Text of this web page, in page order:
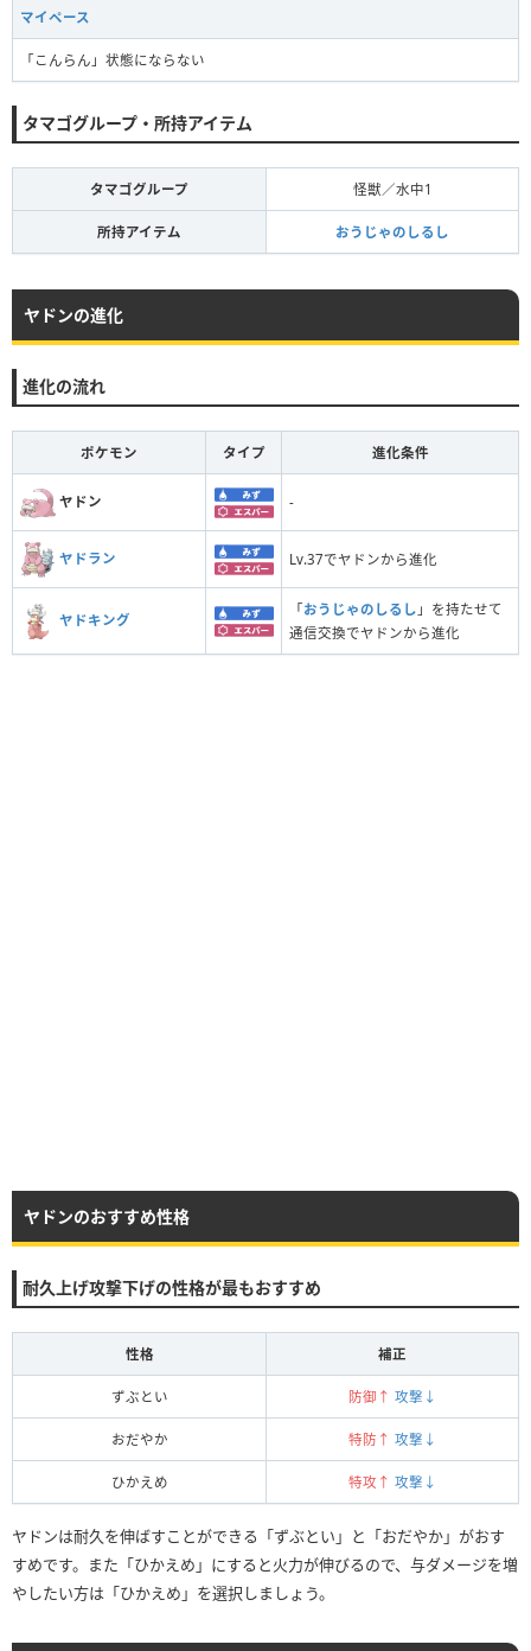
マイペース
「こんらん」状態にならない
タマゴグループ・所持アイテム
タマゴグループ 怪獣／水中1
所持アイテム おうじゃのしるし
ヤドンの進化
進化の流れ
ポケモン タイプ 進化条件
ヤドン -
ヤドラン Lv.37でヤドンから進化
ヤドキング
「おうじゃのしるし 」を持たせて
通信交換でヤドンから進化
ヤドンのおすすめ性格
耐久上げ攻撃下げの性格が最もおすすめ
性格 補正
ずぶとい 防御↑ 攻撃↓
おだやか 特防↑ 攻撃↓
ひかえめ 特攻↑ 攻撃↓
ヤドンは耐久を伸ばすことができる「ずぶとい」と「おだやか」がおす
すめです。また「ひかえめ」にすると火力が伸びるので、与ダメージを増
やしたい方は「ひかえめ」を選択しましょう。